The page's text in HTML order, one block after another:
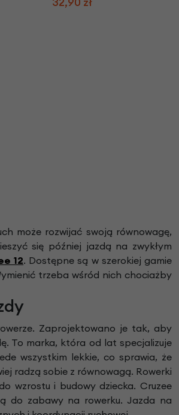
może rozwijać swoją równowagę,
się później jazdą na zwykłym
12. Dostępne są w szerokiej gamie
trzeba wśród nich chociażby
Zaprojektowano je tak, aby
To marka, która od lat specjalizuje
wszystkim lekkie, co sprawia, że
radzą sobie z równowagą. Rowerki
wzrostu i budowy dziecka. Cruzee
do zabawy na rowerku. Jazda na